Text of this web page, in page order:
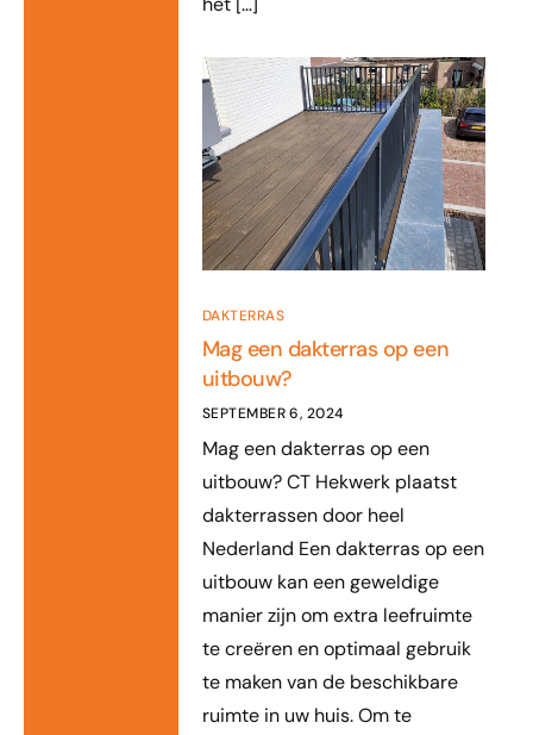
DAKTERRAS
Mag een dakterras op een
uitbouw?
SEPTEMBER 6, 2024
Mag een dakterras op een
uitbouw? CT Hekwerk plaatst
dakterrassen door heel
Nederland Een dakterras op een
uitbouw kan een geweldige
manier zijn om extra leefruimte
te creëren en optimaal gebruik
te maken van de beschikbare
ruimte in uw huis. Om te